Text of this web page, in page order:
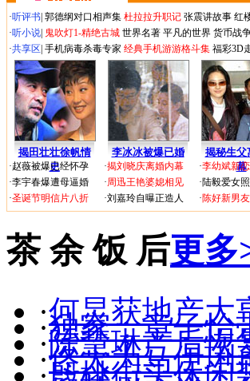
·听评书 郭德纲对口相声集 杜拉拉升职记 张震讲故事 红
·听小说 鬼吹灯1-精绝古城 世界名著 平凡的世界 货币战
·共享区 手机病毒杀毒专家 经典手机游游格斗集 福彩3D
揭田壮壮徐帆情
史
李冰冰被爆已婚
揭秘生父
幕
·赵薇被爆已经怀孕
·李宇春爆遭母逼婚
·圣诞节明信片八折
·揭刘晓庆离婚内幕
·周迅王艳婆媳相见
·刘嘉玲自曝正造人
·李幼斌新
·陆毅爱女
·陈好新男
茶 余 饭 后更多
·何炅获地产大
·独家：章子怡
·陈慧琳产后恢
·佟大为马伊琍